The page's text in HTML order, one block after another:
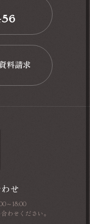
料請求
せ
～18:00
わせください。